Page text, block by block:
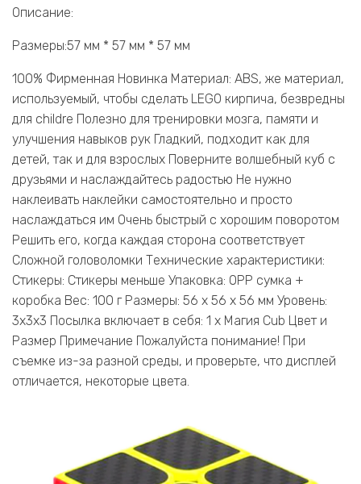
Описание:
Размеры:57 мм * 57 мм * 57 мм
100% Фирменная Новинка Материал: ABS, же материал,
используемый, чтобы сделать LEG0 кирпича, безвредны
для childre Полезно для тренировки мозга, памяти и
улучшения навыков рук Гладкий, подходит как для
детей, так и для взрослых Поверните волшебный куб с
друзьями и наслаждайтесь радостью Не нужно
наклеивать наклейки самостоятельно и просто
наслаждаться им Очень быстрый с хорошим поворотом
Решить его, когда каждая сторона соответствует
Сложной головоломки Технические характеристики:
Стикеры: Стикеры меньше Упаковка: OPP сумка +
коробка Вес: 100 г Размеры: 56 х 56 х 56 мм Уровень:
3x3x3 Посылка включает в себя: 1 х Магия Cub Цвет и
Размер Примечание Пожалуйста понимание! При
съемке из-за разной среды, и проверьте, что дисплей
отличается, некоторые цвета.